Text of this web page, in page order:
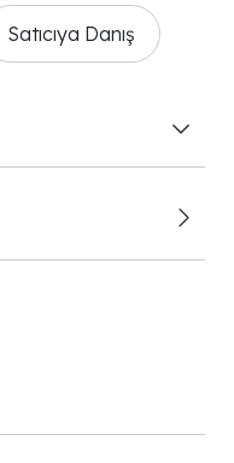
Satıcıya Danış